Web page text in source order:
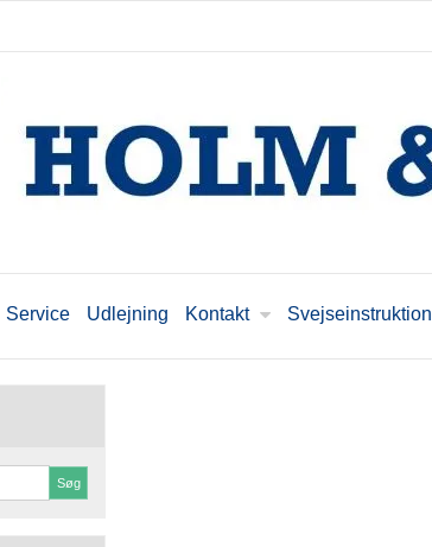
Service Udlejning Kontakt Svejseinstruktion
Søg